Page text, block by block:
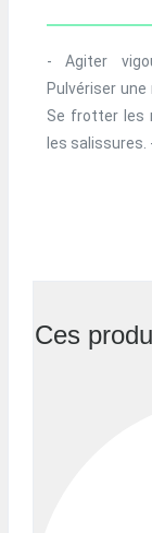
- Agiter
Pulvériser
Se frotter les
les salissures.
Ces